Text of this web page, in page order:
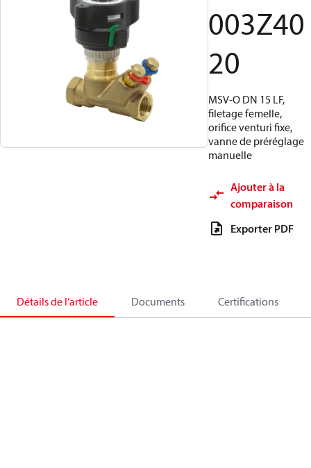
003Z40
20
MSV-O DN 15 LF,
filetage femelle,
orifice venturi fixe,
vanne de préréglage
manuelle
Ajouter à la
comparaison
Exporter PDF
Détails de l’article Documents Certifications